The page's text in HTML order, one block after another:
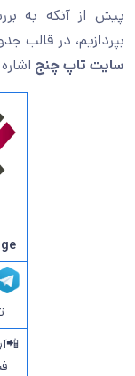
پیش از آنکه به
بپردازیم، در قالب
سایت تاپ چنج